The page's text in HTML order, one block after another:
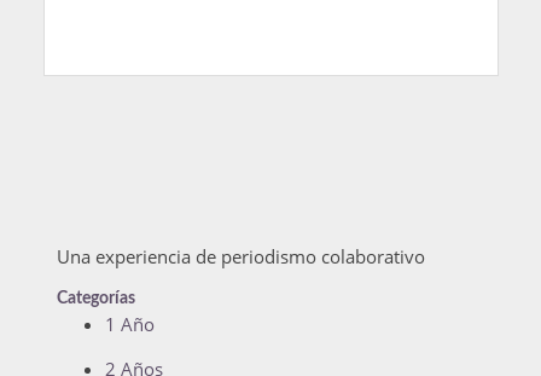
Una experiencia de periodismo colaborativo
Categorías
1 Año
2 Años